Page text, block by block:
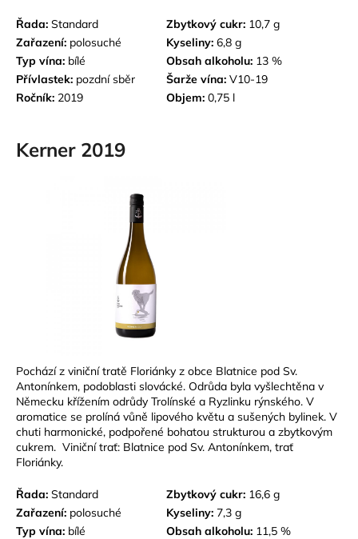
Řada: Standard Zbytkový cukr: 10,7 g
Zařazení: polosuché Kyseliny: 6,8 g
Typ vína: bílé Obsah alkoholu: 13 %
Přívlastek: pozdní sběr Šarže vína: V10-19
Ročník: 2019 Objem: 0,75 l
Kerner 2019
Pochází z viniční tratě Floriánky z obce Blatnice pod Sv.
Antonínkem, podoblasti slovácké. Odrůda byla vyšlechtěna v
Německu křížením odrůdy Trolínské a Ryzlinku rýnského. V
aromatice se prolíná vůně lipového květu a sušených bylinek. V
chuti harmonické, podpořené bohatou strukturou a zbytkovým
cukrem. Viniční trať: Blatnice pod Sv. Antonínkem, trať
Floriánky.
Řada: Standard Zbytkový cukr: 16,6 g
Zařazení: polosuché Kyseliny: 7,3 g
Typ vína: bílé Obsah alkoholu: 11,5 %